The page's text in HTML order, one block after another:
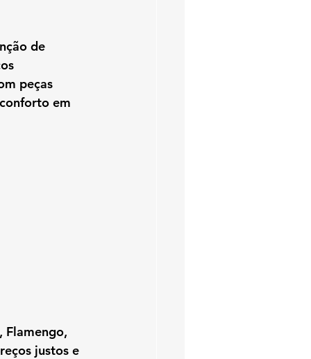
de
peças
em
Flamengo,
justos e